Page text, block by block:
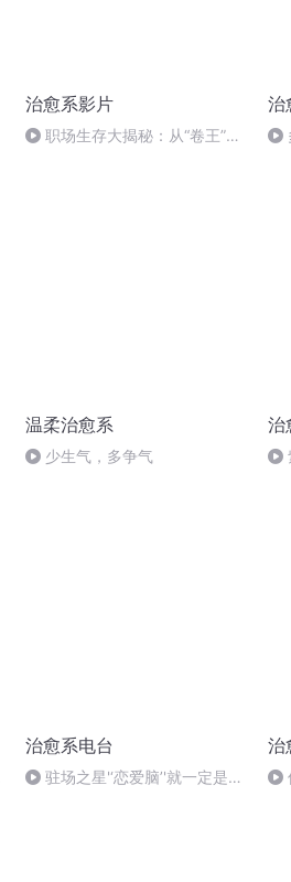
治愈系影片
职场生存大揭秘：从“卷王”到
治
温柔治愈系
少生气，多争气
治
治愈系电台
驻场之星'‘恋爱脑’'就一定是贬
治